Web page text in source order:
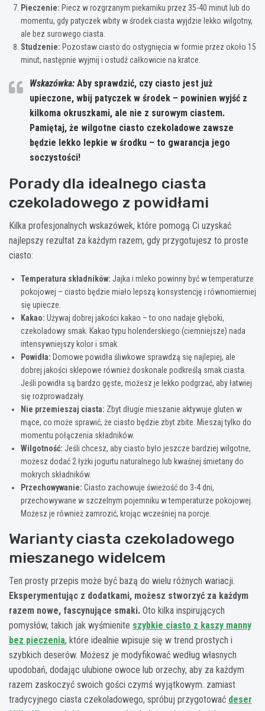
Pieczenie: Piecz w rozgrzanym piekarniku przez 35-40 minut lub do
momentu, gdy patyczek wbity w środek ciasta wyjdzie lekko wilgotny,
ale bez surowego ciasta.
Studzenie: Pozostaw ciasto do ostygnięcia w formie przez około 15
minut, następnie wyjmij i ostudź całkowicie na kratce.
Wskazówka: Aby sprawdzić, czy ciasto jest już
upieczone, wbij patyczek w środek – powinien wyjść z
kilkoma okruszkami, ale nie z surowym ciastem.
Pamiętaj, że wilgotne ciasto czekoladowe zawsze
będzie lekko lepkie w środku – to gwarancja jego
soczystości!
Porady dla idealnego ciasta
czekoladowego z powidłami
Kilka profesjonalnych wskazówek, które pomogą Ci uzyskać
najlepszy rezultat za każdym razem, gdy przygotujesz to proste
ciasto:
Temperatura składników: Jajka i mleko powinny być w temperaturze
pokojowej – ciasto będzie miało lepszą konsystencję i równomierniej
się upiecze.
Kakao: Używaj dobrej jakości kakao – to ono nadaje głęboki,
czekoladowy smak. Kakao typu holenderskiego (ciemniejsze) nada
intensywniejszy kolor i smak.
Powidła: Domowe powidła śliwkowe sprawdzą się najlepiej, ale
dobrej jakości sklepowe również doskonale podkreślą smak ciasta.
Jeśli powidła są bardzo gęste, możesz je lekko podgrzać, aby łatwiej
się rozprowadzały.
Nie przemieszaj ciasta: Zbyt długie mieszanie aktywuje gluten w
mące, co może sprawić, że ciasto będzie zbyt zbite. Mieszaj tylko do
momentu połączenia składników.
Wilgotność: Jeśli chcesz, aby ciasto było jeszcze bardziej wilgotne,
możesz dodać 2 łyżki jogurtu naturalnego lub kwaśnej śmietany do
mokrych składników.
Przechowywanie: Ciasto zachowuje świeżość do 3-4 dni,
przechowywane w szczelnym pojemniku w temperaturze pokojowej.
Możesz je również zamrozić, krojąc wcześniej na porcje.
Warianty ciasta czekoladowego
mieszanego widelcem
Ten prosty przepis może być bazą do wielu różnych wariacji.
Eksperymentując z dodatkami, możesz stworzyć za każdym
razem nowe, fascynujące smaki. Oto kilka inspirujących
pomysłów, takich jak wyśmienite szybkie ciasto z kaszy manny
bez pieczenia, które idealnie wpisuje się w trend prostych i
szybkich deserów. Możesz je modyfikować według własnych
upodobań, dodając ulubione owoce lub orzechy, aby za każdym
razem zaskoczyć swoich gości czymś wyjątkowym. zamiast
tradycyjnego ciasta czekoladowego, spróbuj przygotować deser